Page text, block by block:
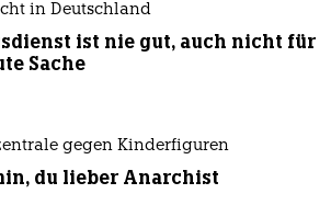
in Deutschland
ist nie gut, auch nicht für
Sache
gegen Kinderfiguren
du lieber Anarchist